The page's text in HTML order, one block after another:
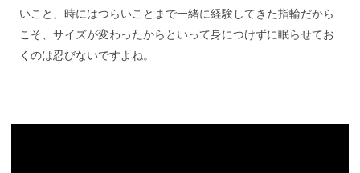
いこと、時にはつらいことまで一緒に経験してきた指輪だから
こそ、サイズが変わったからといって身につけずに眠らせてお
くのは忍びないですよね。